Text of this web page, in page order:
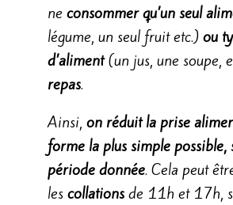
ne consommer qu’un seul
légume, un seul fruit etc.) ou
d’aliment(un jus, une soupe,
repas.
Ainsi, on réduit la prise
forme la plus simple possible,
période donnée. Cela peut
les collationsde 11h et 17h,